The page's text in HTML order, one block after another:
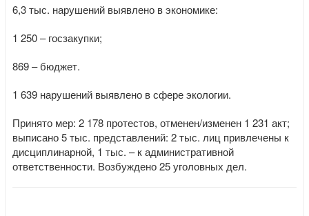
6,3 тыс. нарушений выявлено в экономике:
1 250 – госзакупки;
869 – бюджет.
1 639 нарушений выявлено в сфере экологии.
Принято мер: 2 178 протестов, отменен/изменен 1 231 акт;
выписано 5 тыс. представлений: 2 тыс. лиц привлечены к
дисциплинарной, 1 тыс. – к административной
ответственности. Возбуждено 25 уголовных дел.